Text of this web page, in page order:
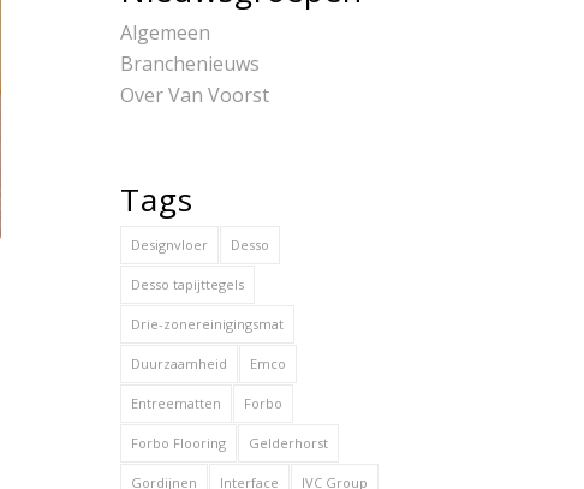
Algemeen
Branchenieuws
Over Van Voorst
Tags
Designvloer Desso
Desso tapijttegels
Drie-zonereinigingsmat
Duurzaamheid Emco
Entreematten Forbo
Forbo Flooring Gelderhorst
Gordijnen Interface IVC Group